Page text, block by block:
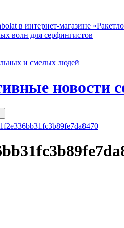
в интернет-магазине
волн для серфингистов
и смелых людей
новости